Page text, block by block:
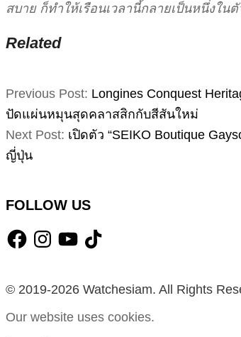
สบาย ก็ทำให้เรือนเวลานี้กลายเป็นหนึ่งใ
Related
2026-
07
Previous Post: Longines Conquest
ปัดแผ่นหมุนสุดคลาสสิกกับสีสันใหม่
Next Post: เปิดตัว “SEIKO Boutique
ญี่ปุ่น
FOLLOW US
FacebookInstagramYouTube
TikTok
© 2019-2026 Watchesiam. All Rights
Our website uses cookies.